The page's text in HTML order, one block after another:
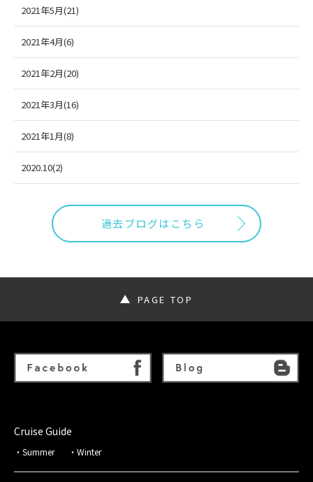
2021年5月(21)
2021年4月(6)
2021年2月(20)
2021年3月(16)
2021年1月(8)
2020.10(2)
過去ブログはこちら
PAGE TOP
Cruise Guide
Summer Winter